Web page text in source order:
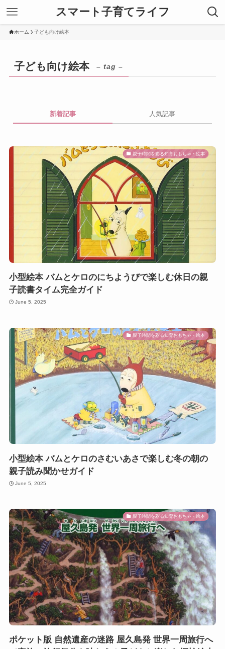
スマート子育てライフ
ホーム 子ども向け絵本
子ども向け絵本 – tag –
新着記事 人気記事
親子時間を彩る知育おもちゃ・絵本
小型絵本 バムとケロのにちようびで楽しむ休日の親
子読書タイム完全ガイド
June 5, 2025
親子時間を彩る知育おもちゃ・絵本
小型絵本 バムとケロのさむいあさで楽しむ冬の朝の
親子読み聞かせガイド
June 5, 2025
親子時間を彩る知育おもちゃ・絵本
ポケット版 自然遺産の迷路 屋久島発 世界一周旅行へ